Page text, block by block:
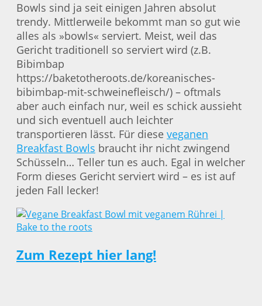
Bowls sind ja seit einigen Jahren absolut
trendy. Mittlerweile bekommt man so gut wie
alles als »bowls« serviert. Meist, weil das
Gericht traditionell so serviert wird (z.B.
Bibimbap
https://baketotheroots.de/koreanisches-
bibimbap-mit-schweinefleisch/) – oftmals
aber auch einfach nur, weil es schick aussieht
und sich eventuell auch leichter
transportieren lässt. Für diese veganen
Breakfast Bowls braucht ihr nicht zwingend
Schüsseln… Teller tun es auch. Egal in welcher
Form dieses Gericht serviert wird – es ist auf
jeden Fall lecker!
Zum Rezept hier lang!